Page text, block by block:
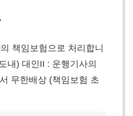
책임보험으로 처리합니
내) 대인II : 운행기사의
무한배상 (책임보험 초